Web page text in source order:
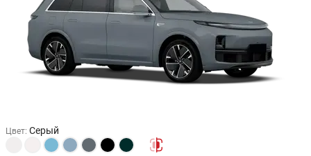
Цвет: Серый